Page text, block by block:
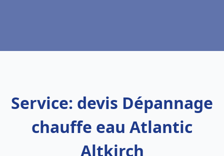
Service: devis Dépannage
chauffe eau Atlantic
Altkirch